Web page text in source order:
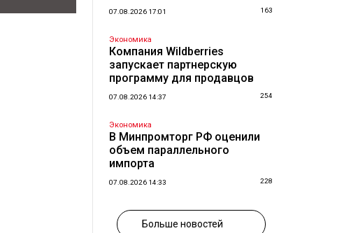
07.08.2026 17:01 163
Экономика
Компания Wildberries
запускает партнерскую
программу для продавцов
07.08.2026 14:37 254
Экономика
В Минпромторг РФ оценили
объем параллельного
импорта
07.08.2026 14:33 228
Больше новостей